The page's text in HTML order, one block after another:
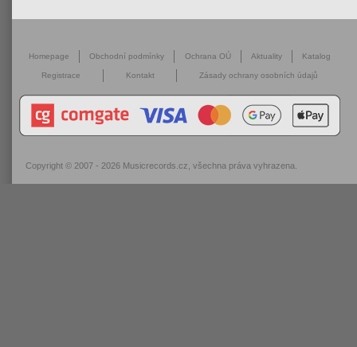
Homepage Obchodní podmínky Ochrana OÚ Aktuality Katalog
Registrace Kontakt Zásady ochrany osobních údajů
Copyright © 2007 - 2026 Musicrecords.cz , všechna práva vyhrazena.